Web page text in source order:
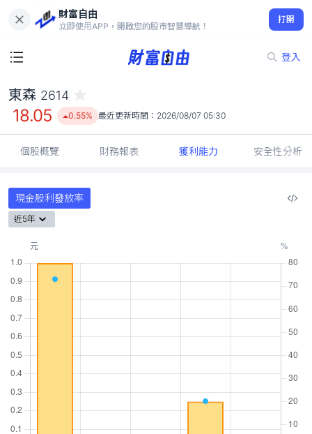
財富自由
立即使用APP，開啟您的股市智慧導航！
打開
登入
18.05
0.55%
東森 2614
18.05 0.55% 最近更新時間： 2026/08/07 05:30
個股概覽 財務報表 獲利能力 安全性分析
現金股利發放率
近5年